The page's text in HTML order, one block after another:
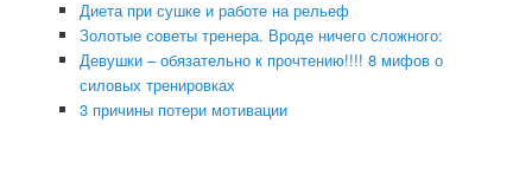
Диета при сушке и работе на рельеф
Золотые советы тренера. Вроде ничего сложного:
Девушки – обязательно к прочтению!!!! 8 мифов о
силовых тренировках
3 причины потери мотивации